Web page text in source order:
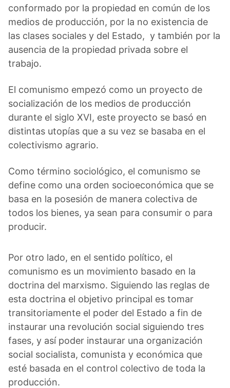
conformado por la propiedad en común de los
medios de producción, por la no existencia de
las clases sociales y del Estado, y también por la
ausencia de la propiedad privada sobre el
trabajo.
El comunismo empezó como un proyecto de
socialización de los medios de producción
durante el siglo XVI, este proyecto se basó en
distintas utopías que a su vez se basaba en el
colectivismo agrario.
Como término sociológico, el comunismo se
define como una orden socioeconómica que se
basa en la posesión de manera colectiva de
todos los bienes, ya sean para consumir o para
producir.
Por otro lado, en el sentido político, el
comunismo es un movimiento basado en la
doctrina del marxismo. Siguiendo las reglas de
esta doctrina el objetivo principal es tomar
transitoriamente el poder del Estado a fin de
instaurar una revolución social siguiendo tres
fases, y así poder instaurar una organización
social socialista, comunista y económica que
esté basada en el control colectivo de toda la
producción.